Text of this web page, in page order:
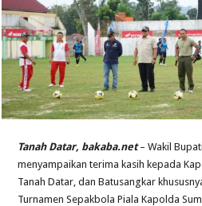
Tanah Datar, bakaba.net– Wakil
menyampaikan terima kasih kepada
Tanah Datar, dan Batusangkar
Turnamen Sepakbola Piala Kapolda